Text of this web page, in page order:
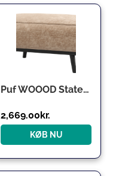
Puf WOOOD Statement lyserød chenille-velour sidde-/fodskammel H40ÃB80ÃD55 cm
2,669.00 kr.
KØB NU